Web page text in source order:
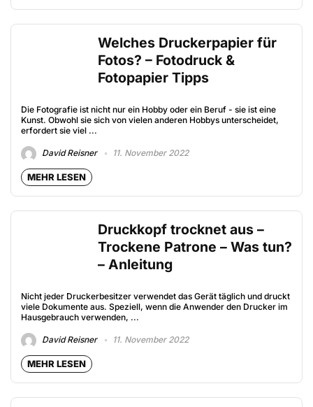
Welches Druckerpapier für
Fotos? – Fotodruck &
Fotopapier Tipps
Die Fotografie ist nicht nur ein Hobby oder ein Beruf - sie ist eine
Kunst. Obwohl sie sich von vielen anderen Hobbys unterscheidet,
erfordert sie viel ...
David Reisner 11. November 2022
MEHR LESEN
Druckkopf trocknet aus –
Trockene Patrone – Was tun?
– Anleitung
Nicht jeder Druckerbesitzer verwendet das Gerät täglich und druckt
viele Dokumente aus. Speziell, wenn die Anwender den Drucker im
Hausgebrauch verwenden, ...
David Reisner 11. November 2022
MEHR LESEN